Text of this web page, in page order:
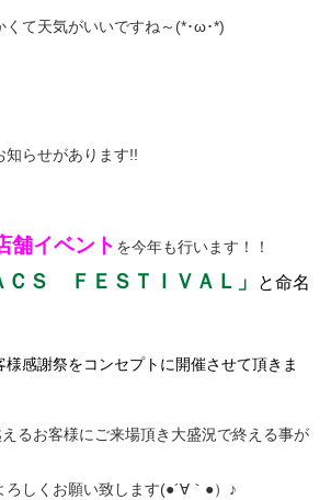
くて天気がいいですね～(*･ω･*)
知らせがあります!!
舗イベント を今年も行います！！
ＣＳ ＦＥＳＴＩＶＡＬ」
と命名
様感謝祭をコンセプトに開催させて頂きま
るお客様にご来場頂き大盛況で終える事が
ろしくお願い致します(●´∀｀●）♪